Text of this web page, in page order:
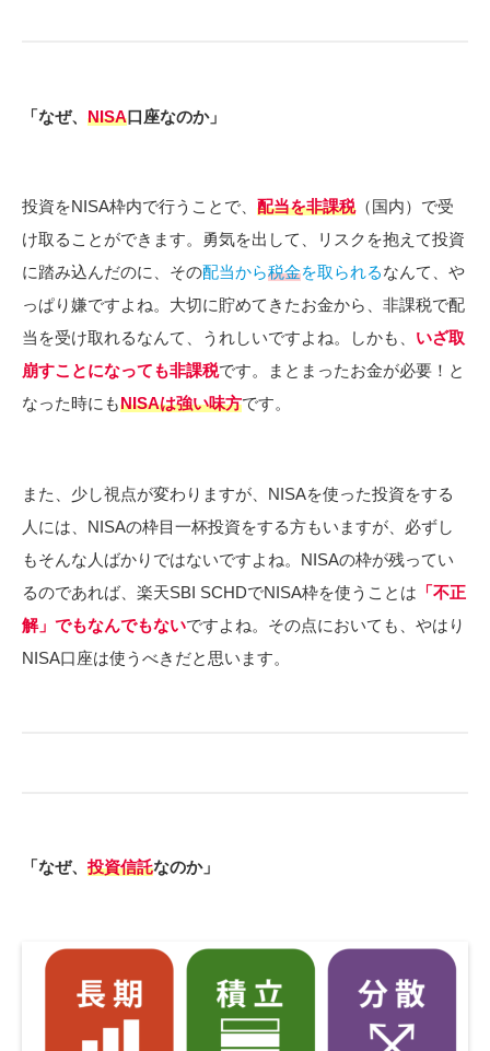
「なぜ、 NISA口座なのか」
投資をNISA枠内で行うことで、 配当を非課税（国内）で受
け取ることができます。勇気を出して、リスクを抱えて投資
に踏み込んだのに、その配当から税金を取られるなんて、や
っぱり嫌ですよね。大切に貯めてきたお金から、非課税で配
当を受け取れるなんて、うれしいですよね。しかも、 いざ取
崩すことになっても非課税です。まとまったお金が必要！と
なった時にもNISAは強い味方です。
また、少し視点が変わりますが、NISAを使った投資をする
人には、NISAの枠目一杯投資をする方もいますが、必ずし
もそんな人ばかりではないですよね。NISAの枠が残ってい
るのであれば、楽天SBI SCHDでNISA枠を使うことは 「不正
解」でもなんでもないですよね。その点においても、やはり
NISA口座は使うべきだと思います。
「なぜ、 投資信託なのか」